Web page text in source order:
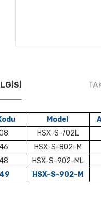
Model
HSX-S-702L
HSX-S-802-M
HSX-S-902-ML
HSX-S-902-M